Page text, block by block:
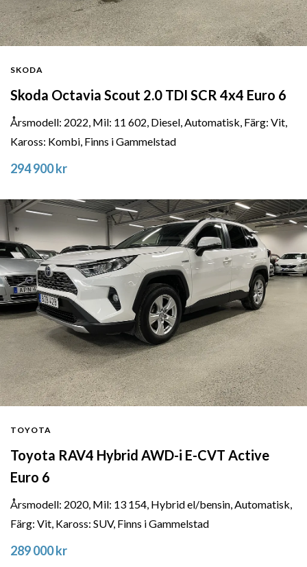
SKODA
Skoda Octavia Scout 2.0 TDI SCR 4x4 Euro 6
Årsmodell: 2022, Mil: 11 602, Diesel, Automatisk, Färg: Vit,
Kaross: Kombi, Finns i Gammelstad
294 900 kr
TOYOTA
Toyota RAV4 Hybrid AWD-i E-CVT Active
Euro 6
Årsmodell: 2020, Mil: 13 154, Hybrid el/bensin, Automatisk,
Färg: Vit, Kaross: SUV, Finns i Gammelstad
289 000 kr